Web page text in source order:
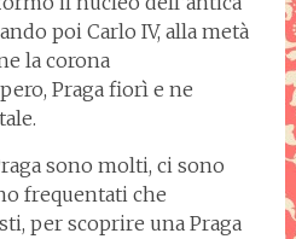
poi Carlo IV, alla metà
la corona
Praga fiorì e ne
sono molti, ci sono
frequentati che
per scoprire una Praga